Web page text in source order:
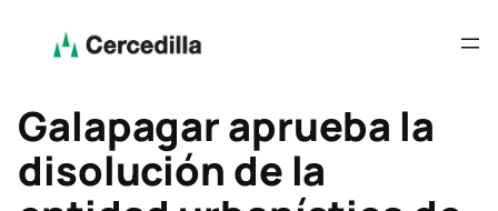
Galapagar aprueba la
disolución de la